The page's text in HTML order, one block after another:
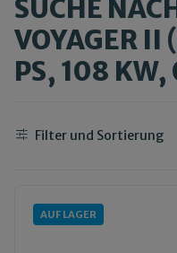
SUCHE
VOYAGER II
PS, 108
Filter und Sortierung
AUF LAGER